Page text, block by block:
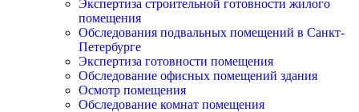
Экспертиза строительной готовности жилого
помещения
Обследования подвальных помещений в Санкт-
Петербурге
Экспертиза готовности помещения
Обследование офисных помещений здания
Осмотр помещения
Обследование комнат помещения